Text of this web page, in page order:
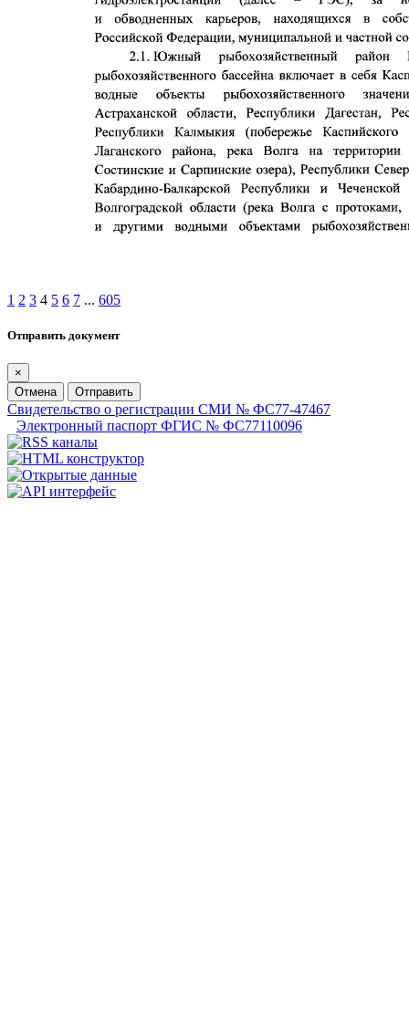
1 2 3 4 5 6 7 ... 605
Отправить документ
×
Отмена
Отправить
Свидетельство о регистрации СМИ № ФС77-47467
Электронный паспорт ФГИС № ФС77110096